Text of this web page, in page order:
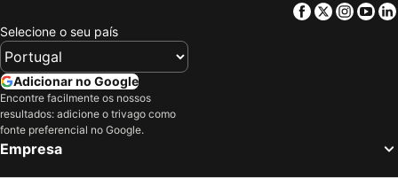
Facebook
Twitter
Selecione o seu país
Adicionar no Google
Encontre facilmente os nossos
resultados: adicione o trivago como
fonte preferencial no Google.
Empresa